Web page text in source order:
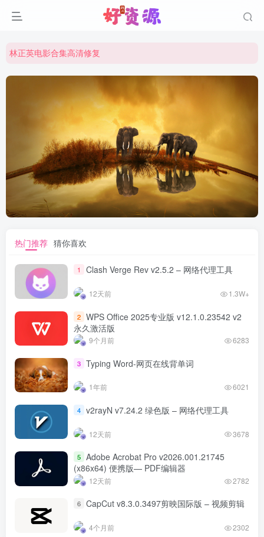
周星驰电影合集高清修复
林正英电影合集高清修复
周星驰电影合集高清修复
祝大家元旦快乐！！越来越好！
热门推荐 猜你喜欢
1 Clash Verge Rev v2.5.2 – 网络代理工具
12天前 1.3W+
2 WPS Office 2025专业版 v12.1.0.23542 v2
永久激活版
9个月前 6283
3 Typing Word-网页在线背单词
1年前 6021
4 v2rayN v7.24.2 绿色版 – 网络代理工具
12天前 3678
5 Adobe Acrobat Pro v2026.001.21745
(x86x64) 便携版— PDF编辑器
12天前 2782
6 CapCut v8.3.0.3497剪映国际版 – 视频剪辑
4个月前 2302